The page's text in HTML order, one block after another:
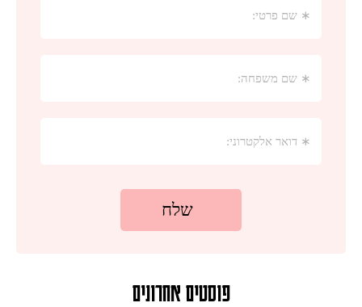
פוסטים אחרונים